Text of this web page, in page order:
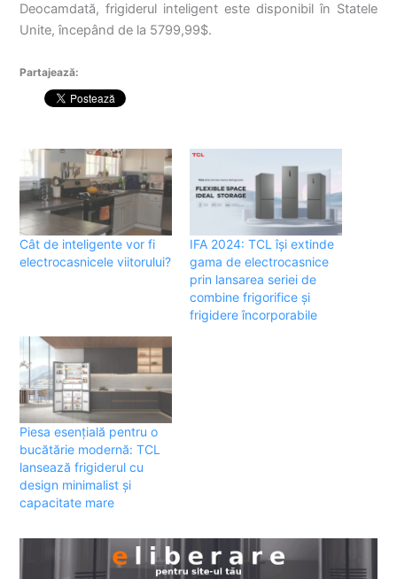
Deocamdată, frigiderul inteligent este disponibil în Statele
Unite, începând de la 5799,99$.
Partajează:
Cât de inteligente vor fi
electrocasnicele viitorului?
IFA 2024: TCL își extinde
gama de electrocasnice
prin lansarea seriei de
combine frigorifice și
frigidere încorporabile
Piesa esențială pentru o
bucătărie modernă: TCL
lansează frigiderul cu
design minimalist și
capacitate mare